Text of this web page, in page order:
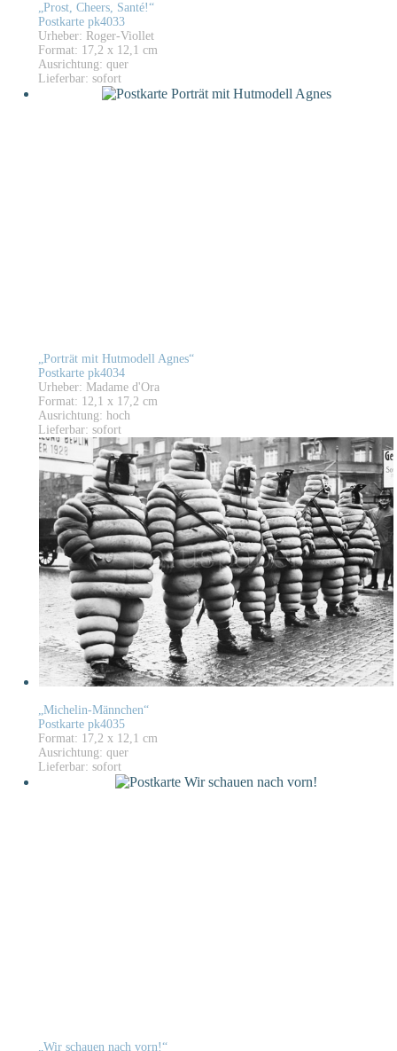
„Prost, Cheers, Santé!“
Postkarte pk4033
Urheber: Roger-Viollet
Format: 17,2 x 12,1 cm
Ausrichtung: quer
Lieferbar: sofort
„Porträt mit Hutmodell Agnes“
Postkarte pk4034
Urheber: Madame d'Ora
Format: 12,1 x 17,2 cm
Ausrichtung: hoch
Lieferbar: sofort
„Michelin-Männchen“
Postkarte pk4035
Format: 17,2 x 12,1 cm
Ausrichtung: quer
Lieferbar: sofort
„Wir schauen nach vorn!“